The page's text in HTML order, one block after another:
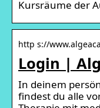
Kursräume der
http s://
Login |
In deinem
findest du alle